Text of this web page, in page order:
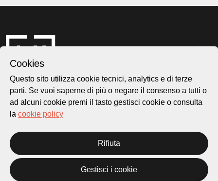
Piazza Carlo Cattaneo 1
Cookies
Questo sito utilizza cookie tecnici, analytics e di terze
parti. Se vuoi saperne di più o negare il consenso a tutti o
ad alcuni cookie premi il tasto gestisci cookie o consulta
la cookie policy
Rifiuta
Gestisci i cookie